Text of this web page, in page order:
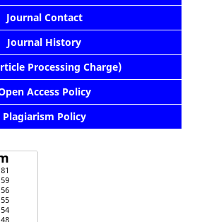
Journal Contact
Journal History
Processing Charge)
Access Policy
Plagiarism Policy